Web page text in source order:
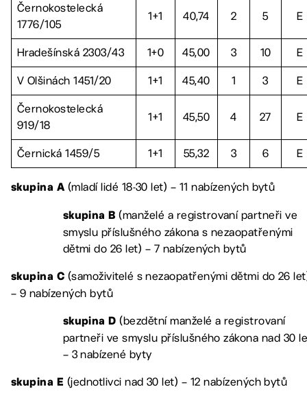
Černokostelecká
1776/105
1+1 40,74 2 5 E
Hradešínská 2303/43 1+0 45,00 3 10 E
V Olšinách 1451/20 1+1 45,40 1 3 E
Černokostelecká
919/18
1+1 45,50 4 27 E
Černická 1459/5 1+1 55,32 3 6 E
skupina A (mladí lidé 18-30 let) – 11 nabízených bytů
skupina B (manželé a registrovaní partneři ve
smyslu příslušného zákona s nezaopatřenými
dětmi do 26 let) – 7 nabízených bytů
skupina C (samoživitelé s nezaopatřenými dětmi do 26
– 9 nabízených bytů
skupina D(bezdětní manželé a registrovaní
partneři ve smyslu příslušného zákona nad 30
– 3 nabízené byty
skupina E (jednotlivci nad 30 let) – 12 nabízených bytů